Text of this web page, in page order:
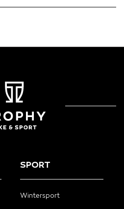
SPORT
Wintersport